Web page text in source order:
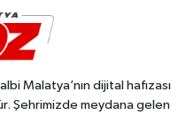
Malatya’nın dijital hafızası
Şehrimizde meydana gelen